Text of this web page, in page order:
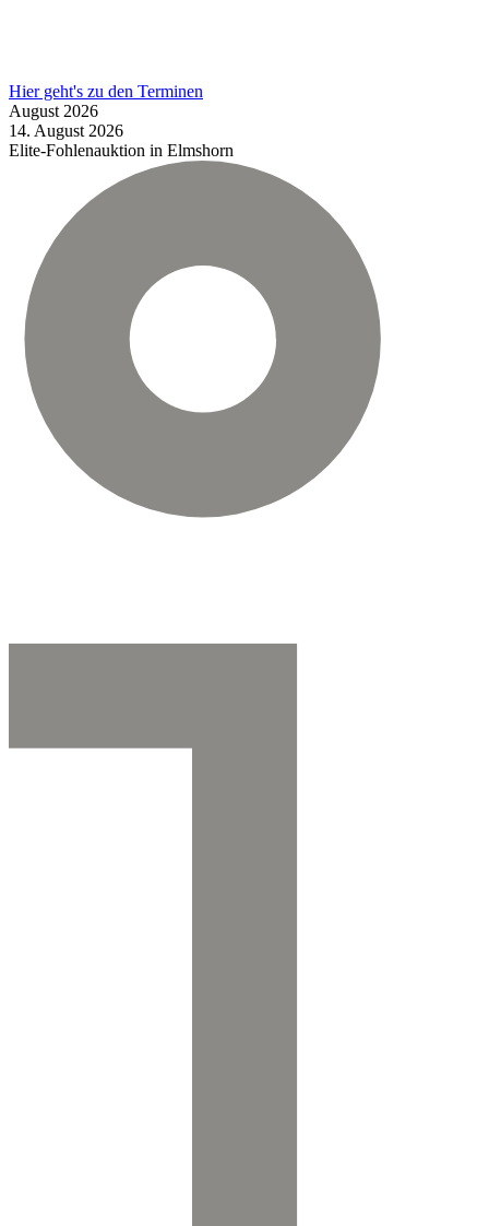
Hier geht's zu den Terminen
August 2026
14. August 2026
Elite-Fohlenauktion in Elmshorn